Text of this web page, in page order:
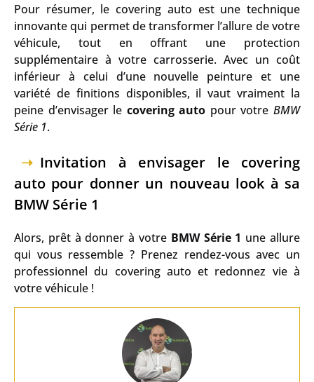
Pour résumer, le covering auto est une technique
innovante qui permet de transformer l’allure de votre
véhicule, tout en offrant une protection
supplémentaire à votre carrosserie. Avec un coût
inférieur à celui d’une nouvelle peinture et une
variété de finitions disponibles, il vaut vraiment la
peine d’envisager le covering auto pour votreBMW
Série 1.
Invitation à envisager le covering
auto pour donner un nouveau look à sa
BMW Série 1
Alors, prêt à donner à votre BMW Série 1 une allure
qui vous ressemble ? Prenez rendez-vous avec un
professionnel du covering auto et redonnez vie à
votre véhicule !